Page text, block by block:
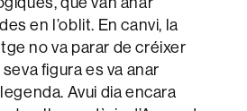
en l’oblit. En canvi, la
no va parar de créixer
figura es va anar
Avui dia encara